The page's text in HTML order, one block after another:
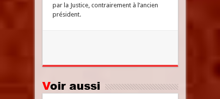
par la Justice, contrairement à l’ancien
président.
Voir aussi